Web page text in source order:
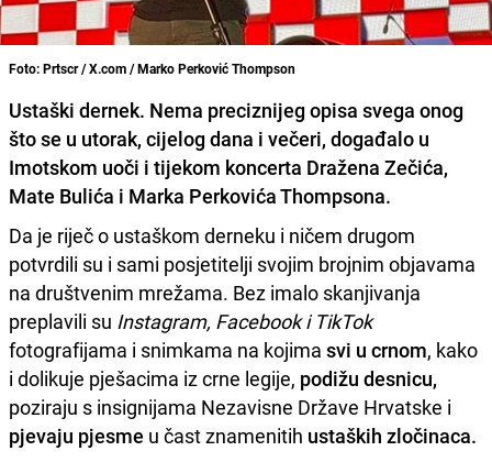
Foto: Prtscr / X.com / Marko Perković Thompson
Ustaški dernek. Nema preciznijeg opisa svega onog
što se u utorak, cijelog dana i večeri, događalo u
Imotskom uoči i tijekom koncerta Dražena Zečića,
Mate Bulića i Marka Perkovića Thompsona.
Da je riječ o ustaškom derneku i ničem drugom
potvrdili su i sami posjetitelji svojim brojnim objavama
na društvenim mrežama. Bez imalo skanjivanja
preplavili su Instagram, Facebook i TikTok
fotografijama i snimkama na kojima svi u crnom, kako
i dolikuje pješacima iz crne legije, podižu desnicu,
poziraju s insignijama Nezavisne Države Hrvatske i
pjevaju pjesme u čast znamenitih ustaških zločinaca.